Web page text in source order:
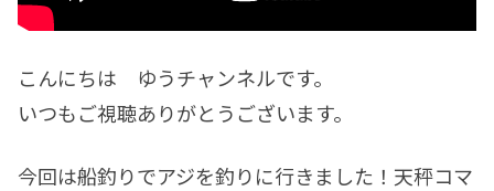
こんにちは ゆうチャンネルです。
いつもご視聴ありがとうございます。
今回は船釣りでアジを釣りに行きました！天秤コマ